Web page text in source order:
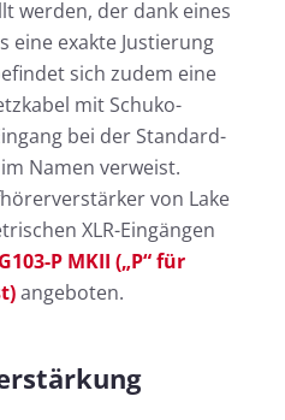
werden, der dank eines
eine exakte Justierung
sich zudem eine
mit Schuko-
bei der Standard-
Namen verweist.
von Lake
XLR-Eingängen
G103-P MKII („P“ für
angeboten.